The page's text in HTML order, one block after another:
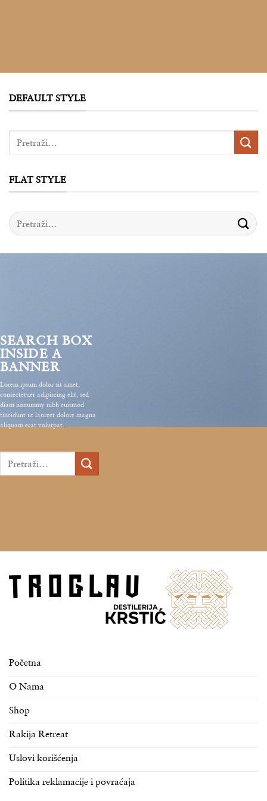
DEFAULT STYLE
FLAT STYLE
Pretraga
za:
SEARCH BOX
INSIDE A
BANNER
Lorem ipsum dolor sit amet,
consectetuer adipiscing elit, sed
diam nonummy nibh euismod
tincidunt ut laoreet dolore magna
aliquam erat volutpat.
Pretraga
Početna
O Nama
Shop
Rakija Retreat
Uslovi korišćenja
Politika reklamacije i povraćaja